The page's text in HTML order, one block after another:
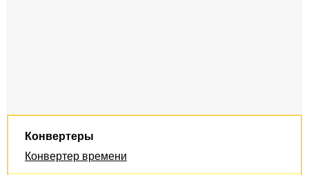
Конвертеры
Конвертер времени